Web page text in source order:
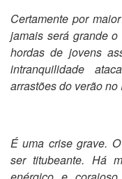
Certamente por
jamais será grande
hordas de jovens
intranquilidade
arrastões do verão
É uma crise grave.
ser titubeante. Há